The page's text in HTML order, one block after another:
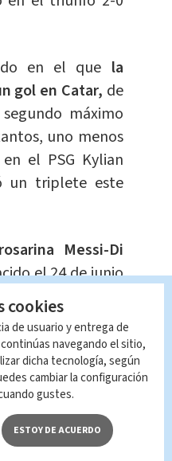
en el que la
gol en Catar, de
máximo
uno menos
el PSG Kylian
un triplete este
rosarina Messi-Di
el 24 de junio
el 14 de febrero
desde
su equipo
al 11,
un oasis para
se repiten los
cookies
de usuario y entrega de
navegando el sitio,
dicha tecnología, según
cambiar la configuración
gustes.
ESTOY DE ACUERDO